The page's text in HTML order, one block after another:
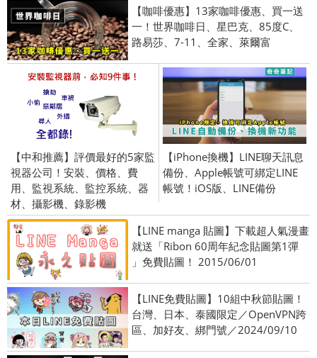
【咖啡優惠】13家咖啡優惠、買一送
一！世界咖啡日、星巴克、85度C、
路易莎、7-11、全家、萊爾富
【中和推薦】評價最好的5家監
視器公司！安裝、價格、費
用、監視系統、監控系統、器
材、攝影機、錄影機
【iPhone換機】LINE聊天訊息
備份、Apple帳號可綁定LINE
帳號！iOS版、LINE備份
【LINE manga 貼圖】下載超人氣漫畫
就送「Ribon 60周年紀念貼圖第1彈
」免費貼圖！ 2015/06/01
【LINE免費貼圖】10組中秋節貼圖！
台灣、日本、泰國限定／OpenVPN跨
區、加好友、綁門號／2024/09/10